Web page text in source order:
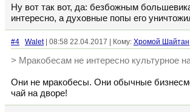
Ну вот так вот, да: безбожным
интересно, а духовные попы его
#4 Walet| 08:58 22.04.2017 | Кому: Хромой Шайтан
> Мракобесам не интересно культурное
Они не мракобесы. Они обычные
чай на дворе!